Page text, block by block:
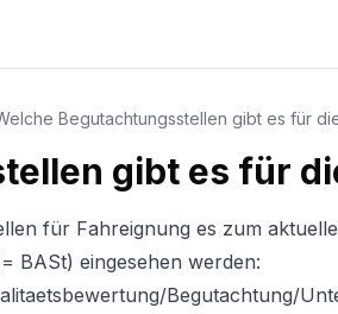
Begutachtungsstellen gibt es für
gibt es für
für Fahreignung es zum
BASt) eingesehen werden:
Begutachtung/